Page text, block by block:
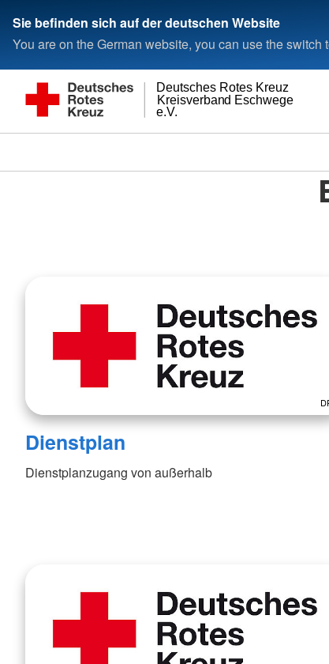
Sie befinden sich auf der deutschen Website
You are on the German website, you can use the
e.V.
Kreisverband Eschwege
Deutsches Rotes Kreuz
Dienstplan
Dienstplanzugang von außerhalb